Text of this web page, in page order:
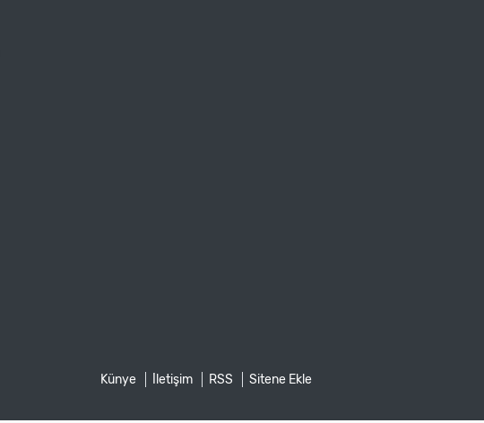
Künye İletişim RSS Sitene Ekle